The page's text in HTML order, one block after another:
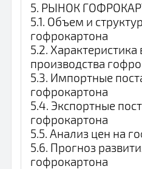
5. РЫНОК
5.1. Объем и
гофрокартона
5.2. Характеристика
производства
5.3. Импортные
гофрокартона
5.4. Экспортные
гофрокартона
5.5. Анализ цен на
5.6. Прогноз
гофрокартона